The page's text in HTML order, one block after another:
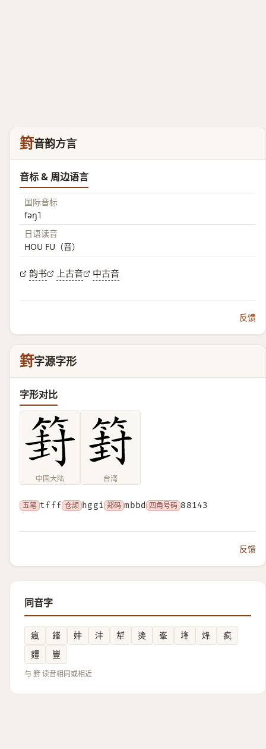
篈音韵方言
音标 & 周边语言
国际音标
fəŋ˥
日语读音
HOU FU（音）
韵书 上古音 中古音
反馈
篈字源字形
字形对比
中国大陆 台湾
五笔 tfff 仓颉 hggi 郑码 mbbd 四角号码 88143
反馈
同音字
瘋 鎽 妦 沣 犎 㷭 峯 埄 烽
疯
麷
豐
与 篈 读音相同或相近